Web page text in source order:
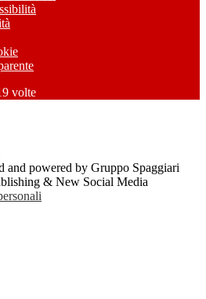
volte
and powered by Gruppo Spaggiari
& New Social Media